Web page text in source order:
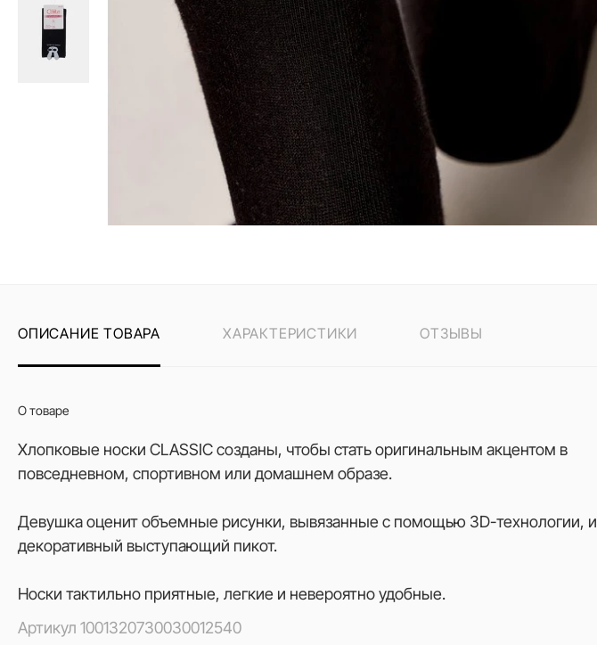
ОПИСАНИЕ ТОВАРА ХАРАКТЕРИСТИКИ ОТЗЫВЫ
О товаре
Хлопковые носки CLASSIC созданы, чтобы стать оригинальным акцентом в
повседневном, спортивном или домашнем образе.
Девушка оценит объемные рисунки, вывязанные с помощью 3D-технологии, и
декоративный выступающий пикот.
Носки тактильно приятные, легкие и невероятно удобные.
Артикул 1001320730030012540